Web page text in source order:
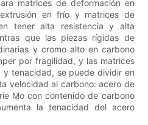
matrices de deformación en
en frío y matrices de
tener alta resistencia y alta
que las piezas rígidas de
y cromo alto en carbono
por fragilidad, y las matrices
y tenacidad, se puede dividir en
velocidad al carbono: acero de
Mo con contenido de carbono
la tenacidad del acero